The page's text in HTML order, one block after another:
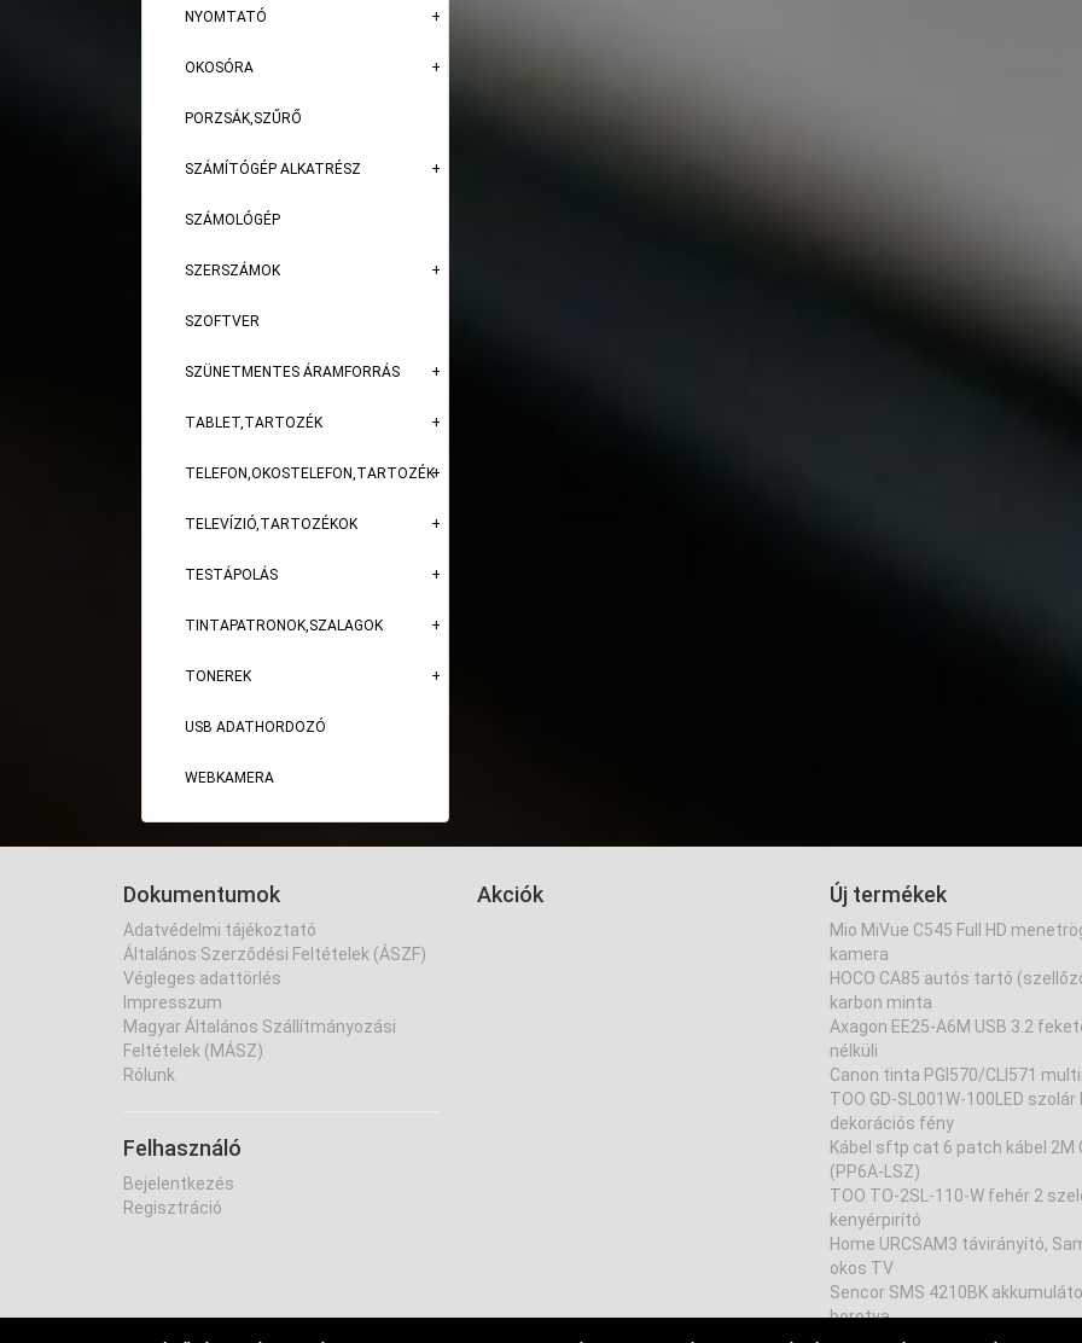
NYOMTATÓ
OKOSÓRA
PORZSÁK,SZŰRŐ
SZÁMÍTÓGÉP ALKATRÉSZ
SZÁMOLÓGÉP
SZERSZÁMOK
SZOFTVER
SZÜNETMENTES ÁRAMFORRÁS
TABLET,TARTOZÉK
TELEFON,OKOSTELEFON,TARTOZÉK
TELEVÍZIÓ,TARTOZÉKOK
TESTÁPOLÁS
TINTAPATRONOK,SZALAGOK
TONEREK
USB ADATHORDOZÓ
WEBKAMERA
Dokumentumok
Adatvédelmi tájékoztató
Általános Szerződési Feltételek (ÁSZF)
Végleges adattörlés
Impresszum
Magyar Általános Szállítmányozási
Feltételek (MÁSZ)
Rólunk
Felhasználó
Bejelentkezés
Regisztráció
Akciók Új termékek
Mio MiVue C545 Full HD
kamera
HOCO CA85 autós tartó
karbon minta
Axagon EE25-A6M USB 3.2
nélküli
Canon tinta PGI570/CLI571
TOO GD-SL001W-100LED szolár
dekorációs fény
Kábel sftp cat 6 patch kábel 2M
(PP6A-LSZ)
TOO TO-2SL-110-W fehér 2
kenyérpirító
Home URCSAM3 távirányító,
okos TV
Sencor SMS 4210BK
borotva